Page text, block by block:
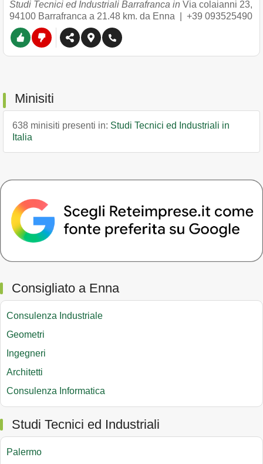
Studi Tecnici ed Industriali Barrafranca in Via colaianni 23,
94100 Barrafranca a 21.48 km. da Enna | +39 093525490
Minisiti
638 minisiti presenti in: Studi Tecnici ed Industriali in
Italia
Consigliato a Enna
Consulenza Industriale
Geometri
Ingegneri
Architetti
Consulenza Informatica
Studi Tecnici ed Industriali
Palermo